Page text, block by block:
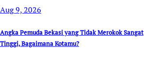
Aug 9, 2026
Angka Pemuda Bekasi yang Tidak Merokok Sangat
Tinggi, Bagaimana Kotamu?